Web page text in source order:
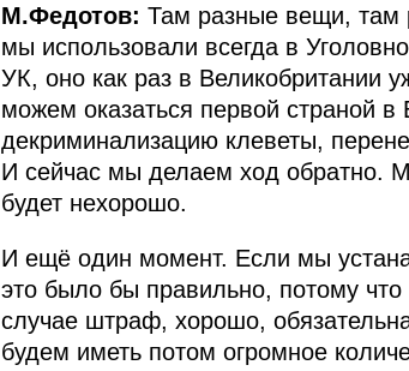
М.Федотов: Там разные вещи, там
мы использовали всегда в
УК, оно как раз в Великобритании
можем оказаться первой страной
декриминализацию клеветы,
И сейчас мы делаем ход обратно.
будет нехорошо.
И ещё один момент. Если мы
это было бы правильно, потому что
случае штраф, хорошо,
будем иметь потом огромное